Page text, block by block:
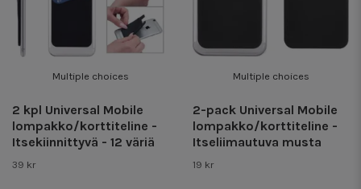
Multiple choices
2 kpl Universal Mobile
lompakko/korttiteline -
Itsekiinnittyvä - 12 väriä
39 kr
Multiple choices
2-pack Universal Mobile
lompakko/korttiteline -
Itseliimautuva musta
19 kr